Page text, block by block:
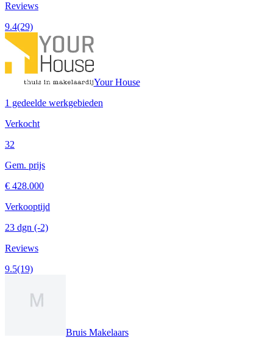
Reviews
9.4(29)
Your House
1 gedeelde werkgebieden
Verkocht
32
Gem. prijs
€ 428.000
Verkooptijd
23 dgn (-2)
Reviews
9.5(19)
Bruis Makelaars